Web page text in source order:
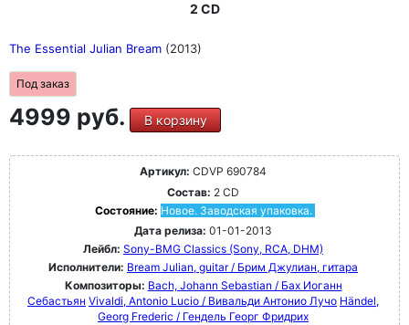
2 CD
The Essential Julian Bream (2013)
Под заказ
4999 руб. В корзину
Артикул: CDVP 690784
Состав: 2 CD
Состояние: Новое. Заводская упаковка.
Дата релиза: 01-01-2013
Лейбл: Sony-BMG Classics (Sony, RCA, DHM)
Исполнители: Bream Julian, guitar / Брим Джулиан, гитара
Композиторы: Bach, Johann Sebastian / Бах Иоганн
Себастьян Vivaldi, Antonio Lucio / Вивальди Антонио Лучо Händel,
Georg Frederic / Гендель Георг Фридрих